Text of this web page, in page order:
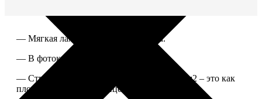
— Мягкая ламинированная обложка.
— В фотокниге от 60 до 300 страниц.
— Страницы из бумаги плотностью 170 г/м2 – это как
плотные страницы глянцевого журнала.